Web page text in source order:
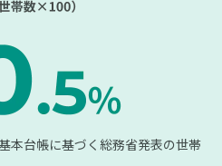
本台帳に基づく総務省発表の世帯